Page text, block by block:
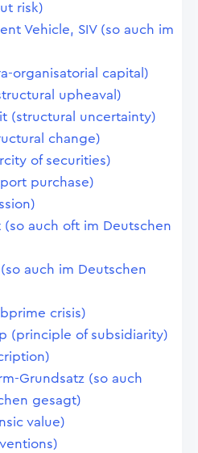
risk)
Vehicle, SIV (so auch im
organisatorial capital)
upheaval)
(structural uncertainty)
change)
of securities)
purchase)
auch oft im Deutschen
auch im Deutschen
crisis)
(principle of subsidiarity)
Grundsatz (so auch
gesagt)
value)